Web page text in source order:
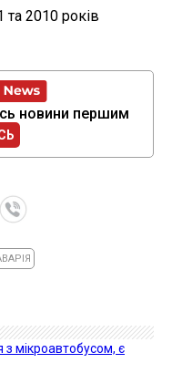
2010 років
новини першим
з мікроавтобусом, є